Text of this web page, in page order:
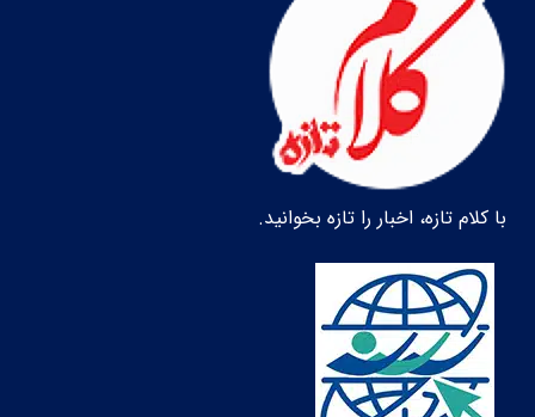
با کلام تازه، اخبار را تازه بخوانید.